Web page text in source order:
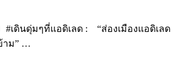
#เดินดุ่มๆที่แอดิเลด : “ส่องเมืองแอดิเลด
าม” …